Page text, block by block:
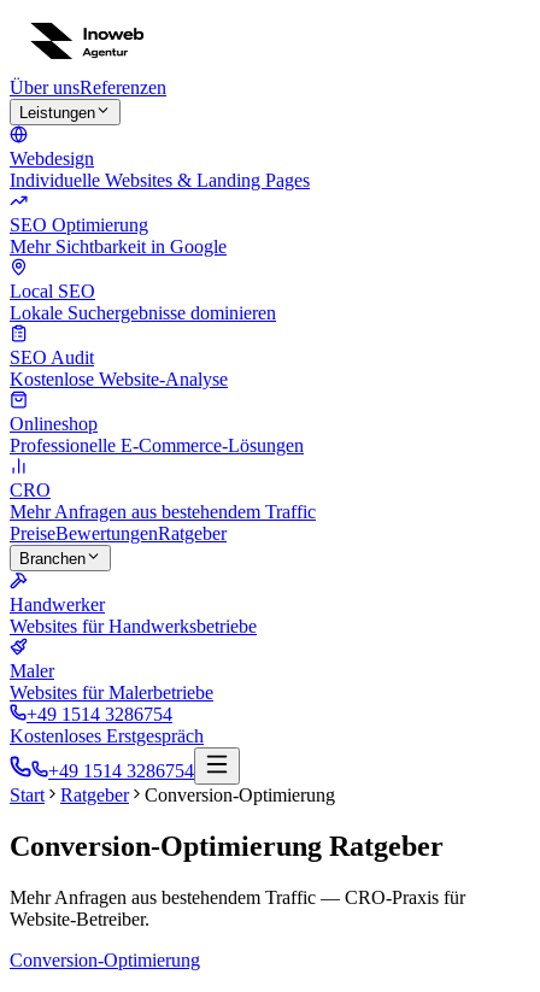
Über unsReferenzen
Leistungen
Webdesign
Individuelle Websites & Landing Pages
SEO Optimierung
Mehr Sichtbarkeit in Google
Local SEO
Lokale Suchergebnisse dominieren
SEO Audit
Kostenlose Website-Analyse
Onlineshop
Professionelle E-Commerce-Lösungen
CRO
Mehr Anfragen aus bestehendem Traffic
PreiseBewertungenRatgeber
Branchen
Handwerker
Websites für Handwerksbetriebe
Maler
Websites für Malerbetriebe
+49 1514 3286754
Kostenloses Erstgespräch
+49 1514 3286754
Start
Ratgeber Conversion-Optimierung
Conversion-Optimierung Ratgeber
Mehr Anfragen aus bestehendem Traffic — CRO-Praxis für
Website-Betreiber.
Conversion-Optimierung